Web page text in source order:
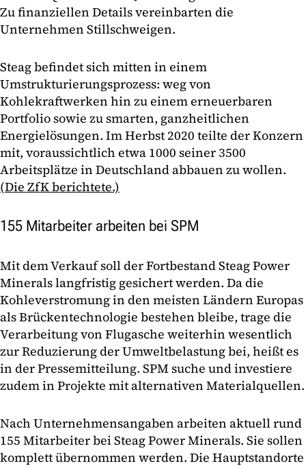
Zu finanziellen Details vereinbarten die
Unternehmen Stillschweigen.
Steag befindet sich mitten in einem
Umstrukturierungsprozess: weg von
Kohlekraftwerken hin zu einem erneuerbaren
Portfolio sowie zu smarten, ganzheitlichen
Energielösungen. Im Herbst 2020 teilte der Konzern
mit, voraussichtlich etwa 1000 seiner 3500
Arbeitsplätze in Deutschland abbauen zu wollen.
(Die ZfK berichtete.)
155 Mitarbeiter arbeiten bei SPM
Mit dem Verkauf soll der Fortbestand Steag Power
Minerals langfristig gesichert werden. Da die
Kohleverstromung in den meisten Ländern Europas
als Brückentechnologie bestehen bleibe, trage die
Verarbeitung von Flugasche weiterhin wesentlich
zur Reduzierung der Umweltbelastung bei, heißt es
in der Pressemitteilung. SPM suche und investiere
zudem in Projekte mit alternativen Materialquellen.
Nach Unternehmensangaben arbeiten aktuell rund
155 Mitarbeiter bei Steag Power Minerals. Sie sollen
komplett übernommen werden. Die Hauptstandorte